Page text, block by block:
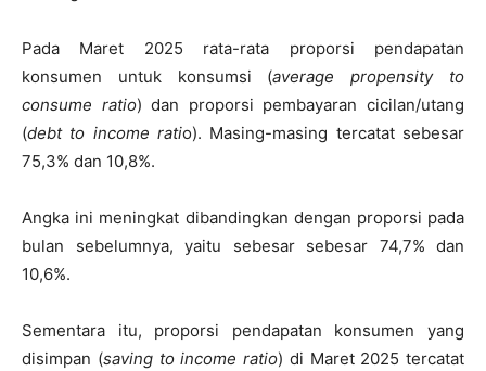
Pada Maret 2025 rata-rata proporsi pendapatan
konsumen untuk konsumsi (average propensity to
consume ratio) dan proporsi pembayaran cicilan/utang
(debt to income ratio). Masing-masing tercatat sebesar
75,3% dan 10,8%.
Angka ini meningkat dibandingkan dengan proporsi pada
bulan sebelumnya, yaitu sebesar sebesar 74,7% dan
10,6%.
Sementara itu, proporsi pendapatan konsumen yang
disimpan (saving to income ratio) di Maret 2025 tercatat